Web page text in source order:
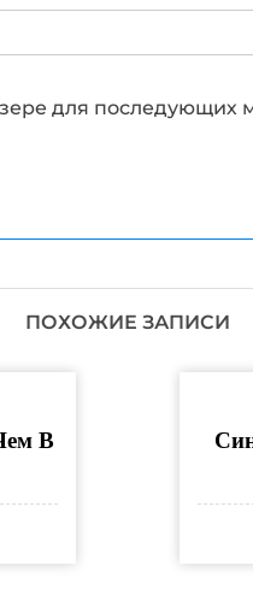
для последующих
ПОХОЖИЕ ЗАПИСИ
В